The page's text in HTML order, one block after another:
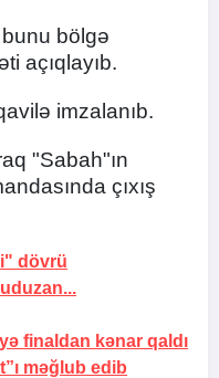
bölgə
açıqlayıb.
imzalanıb.
"Sabah"ın
çıxış
dövrü
uduzan...
finaldan kənar qaldı
məğlub edib